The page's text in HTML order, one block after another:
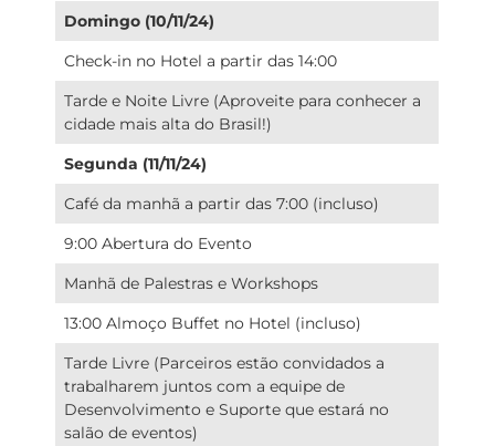
Domingo (10/11/24)
Check-in no Hotel a partir das 14:00
Tarde e Noite Livre (Aproveite para conhecer a
cidade mais alta do Brasil!)
Segunda (11/11/24)
Café da manhã a partir das 7:00 (incluso)
9:00 Abertura do Evento
Manhã de Palestras e Workshops
13:00 Almoço Buffet no Hotel (incluso)
Tarde Livre (Parceiros estão convidados a
trabalharem juntos com a equipe de
Desenvolvimento e Suporte que estará no
salão de eventos)